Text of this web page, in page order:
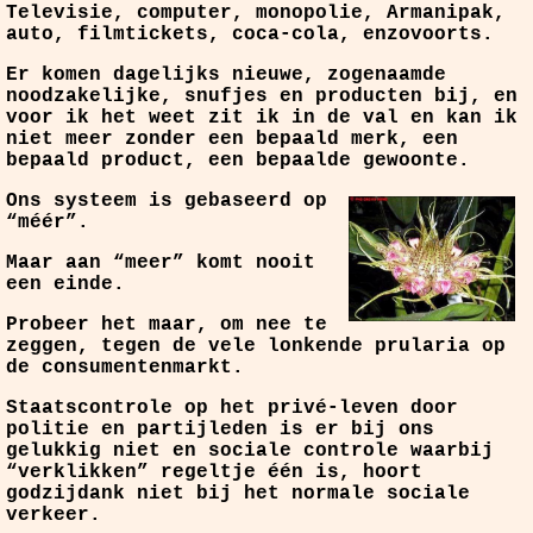
Televisie, computer, monopolie, Armanipak,
auto, filmtickets, coca-cola, enzovoorts.
Er komen dagelijks nieuwe, zogenaamde
noodzakelijke, snufjes en producten bij, en
voor ik het weet zit ik in de val en kan ik
niet meer zonder een bepaald merk, een
bepaald product, een bepaalde gewoonte.
Ons systeem is gebaseerd op
“méér”.
Maar aan “meer” komt nooit
een einde.
Probeer het maar, om nee te
zeggen, tegen de vele lonkende prularia op
de consumentenmarkt.
Staatscontrole op het privé-leven door
politie en partijleden is er bij ons
gelukkig niet en sociale controle waarbij
“verklikken” regeltje één is, hoort
godzijdank niet bij het normale sociale
verkeer.